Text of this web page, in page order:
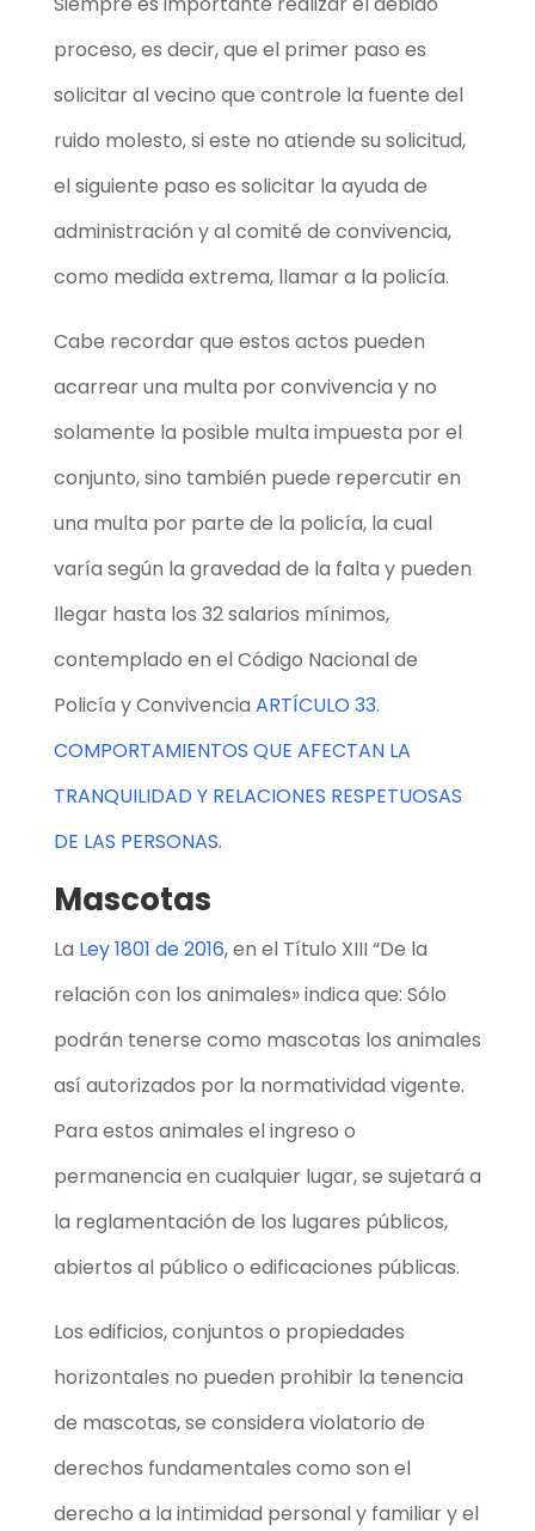
proceso, es decir, que el primer paso es
solicitar al vecino que controle la fuente del
ruido molesto, si este no atiende su solicitud,
el siguiente paso es solicitar la ayuda de
administración y al comité de convivencia,
como medida extrema, llamar a la policía.
Cabe recordar que estos actos pueden
acarrear una multa por convivencia y no
solamente la posible multa impuesta por el
conjunto, sino también puede repercutir en
una multa por parte de la policía, la cual
varía según la gravedad de la falta y pueden
llegar hasta los 32 salarios mínimos,
contemplado en el Código Nacional de
Policía y Convivencia ARTÍCULO 33.
COMPORTAMIENTOS QUE AFECTAN LA
TRANQUILIDAD Y RELACIONES RESPETUOSAS
DE LAS PERSONAS.
Mascotas
La Ley 1801 de 2016, en el Título XIII “De la
relación con los animales» indica que: Sólo
podrán tenerse como mascotas los animales
así autorizados por la normatividad vigente.
Para estos animales el ingreso o
permanencia en cualquier lugar, se sujetará a
la reglamentación de los lugares públicos,
abiertos al público o edificaciones públicas.
Los edificios, conjuntos o propiedades
horizontales no pueden prohibir la tenencia
de mascotas, se considera violatorio de
derechos fundamentales como son el
derecho a la intimidad personal y familiar y el